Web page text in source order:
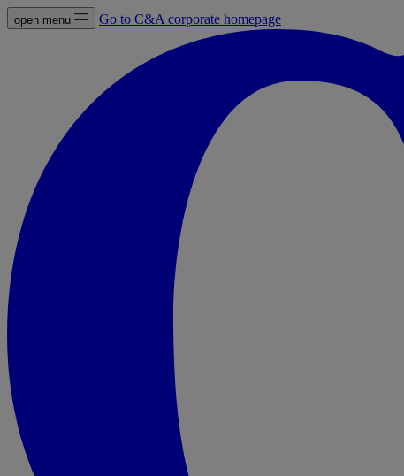
open menu Go to C&A corporate homepage